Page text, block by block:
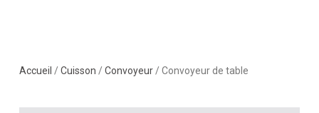
Accueil /Cuisson /Convoyeur/ Convoyeur de table